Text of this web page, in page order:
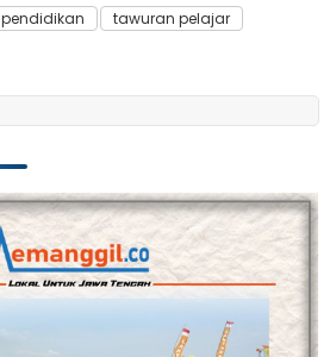
pendidikan
tawuran pelajar